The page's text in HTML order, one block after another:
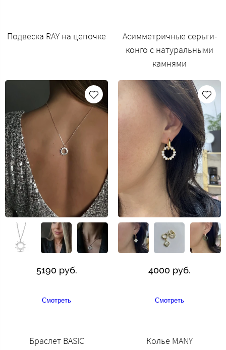
Подвеска RAY на цепочке
5190 руб.
Смотреть
Асимметричные серьги-
конго с натуральными
камнями
4000 руб.
Смотреть
Браслет BASIC Колье MANY